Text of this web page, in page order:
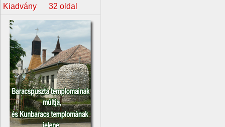
Kiadvány 32 oldal